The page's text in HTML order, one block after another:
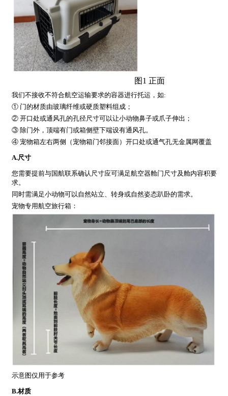
图1 正面
我们不接收不符合航空运输要求的容器进行托运，如:
① 门的材质由玻璃纤维或硬质塑料组成；
② 开口处或通风孔的孔径尺寸可以让小动物鼻子或爪子伸出；
③ 除门外，顶端有门或箱侧壁下端设有通风孔。
④ 宠物箱左右两侧（宠物箱门邻接面）开口处或通气孔无金属网覆盖
A.尺寸
您需要提前与国航联系确认尺寸应可满足航空器舱门尺寸及舱内容积要
求。
同时需满足小动物可以自然站立、转身或自然姿态趴卧的需求。
宠物专用航空旅行箱：
示意图仅用于参考
B.材质